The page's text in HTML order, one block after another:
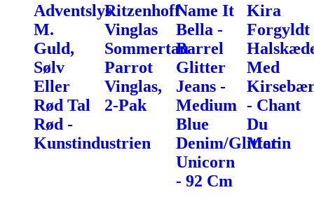
Adventslys
M.
Guld,
Sølv
Eller
Rød Tal
Rød -
Kunstindustrien
Ritzenhoff
Vinglas
Sommertau
Parrot
Vinglas,
2-Pak
Name It
Bella -
Barrel
Glitter
Jeans -
Medium
Blue
Denim/Glitter
Unicorn
- 92 Cm
Kira
Forgyldt
Med
- Chant
Du
Matin